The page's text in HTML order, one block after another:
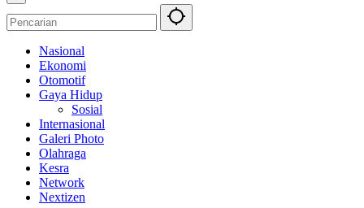
Nasional
Ekonomi
Otomotif
Gaya Hidup
Sosial
Internasional
Galeri Photo
Olahraga
Kesra
Network
Nextizen